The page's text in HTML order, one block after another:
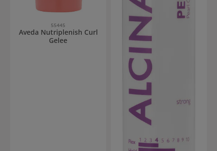
55445
Aveda Nutriplenish Curl
Gelee